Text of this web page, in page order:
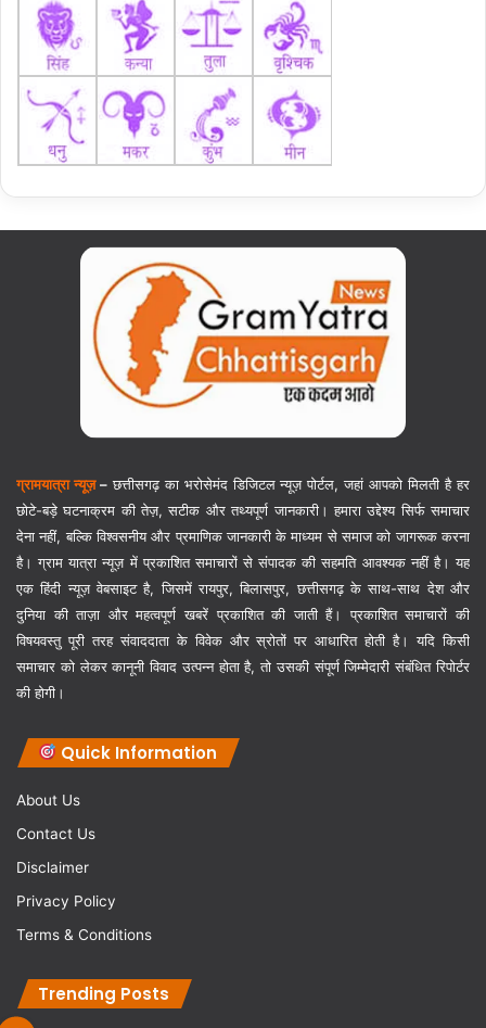
ग्रामयात्रा न्यूज़–छत्तीसगढ़ का भरोसेमंद डिजिटल न्यूज़ पोर्टल, जहां आपको मिलती है हर
छोटे-बड़े घटनाक्रम की तेज़, सटीक और तथ्यपूर्ण जानकारी। हमारा उद्देश्य सिर्फ समाचार
देना नहीं, बल्कि विश्वसनीय और प्रमाणिक जानकारी के माध्यम से समाज को जागरूक करना
है। ग्राम यात्रा न्यूज़ में प्रकाशित समाचारों से संपादक की सहमति आवश्यक नहीं है। यह
एक हिंदी न्यूज़ वेबसाइट है, जिसमें रायपुर, बिलासपुर, छत्तीसगढ़ के साथ-साथ देश और
दुनिया की ताज़ा और महत्वपूर्ण खबरें प्रकाशित की जाती हैं। प्रकाशित समाचारों की
विषयवस्तु पूरी तरह संवाददाता के विवेक और स्रोतों पर आधारित होती है। यदि किसी
समाचार को लेकर कानूनी विवाद उत्पन्न होता है, तो उसकी संपूर्ण जिम्मेदारी संबंधित रिपोर्टर
की होगी।
Quick Information
About Us
Contact Us
Disclaimer
Privacy Policy
Terms & Conditions
Trending Posts